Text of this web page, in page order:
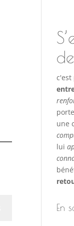
c'est
une
lui
En